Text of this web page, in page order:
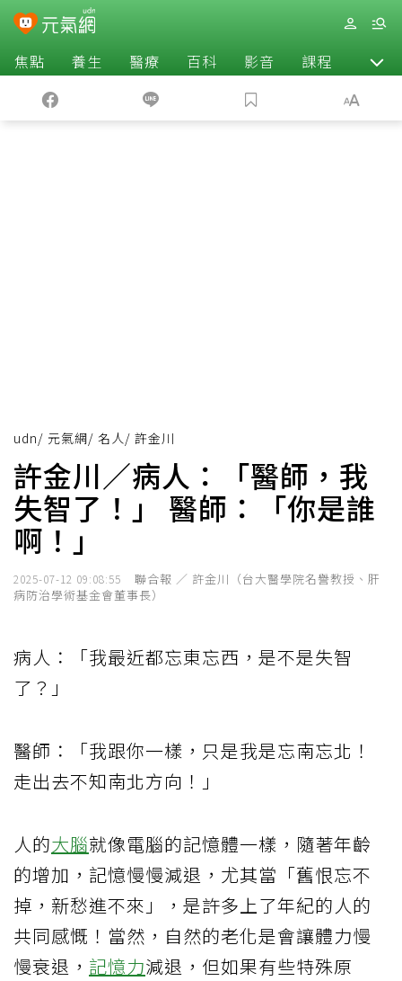
焦點 養生 醫療 百科 影音 課程 退休
udn/ 元氣網/ 名人/ 許金川
許金川／病人：「醫師，我
失智了！」 醫師：「你是誰
啊！」
2025-07-12 09:08:55
聯合報 ／ 許金川（台大醫學院名譽教授、肝
病防治學術基金會董事長）
病人：「我最近都忘東忘西，是不是失智
了？」
醫師：「我跟你一樣，只是我是忘南忘北！
走出去不知南北方向！」
人的大腦就像電腦的記憶體一樣，隨著年齡
的增加，記憶慢慢減退，尤其當「舊恨忘不
掉，新愁進不來」，是許多上了年紀的人的
共同感慨！當然，自然的老化是會讓體力慢
慢衰退， 記憶力減退，但如果有些特殊原